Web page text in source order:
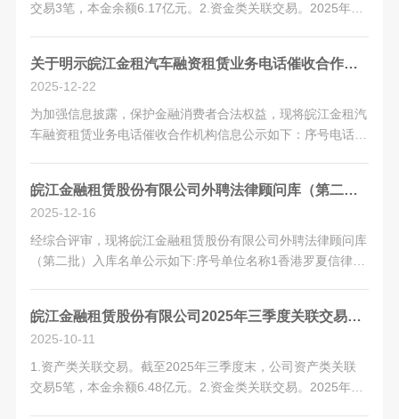
交易3笔，本金余额6.17亿元。2.资金类关联交易。2025年四
交易485.30...
关于明示皖江金租汽车融资租赁业务电话催收合作机构名单的公告
2025-12-22
为加强信息披露，保护金融消费者合法权益，现将皖江金租汽
车融资租赁业务电话催收合作机构信息公示如下：序号电话催
电我司汽车融资租赁业务专属客服(投...
皖江金融租赁股份有限公司外聘法律顾问库（第二批）入库名单公示
2025-12-16
经综合评审，现将皖江金融租赁股份有限公司外聘法律顾问库
（第二批）入库名单公示如下:序号单位名称1香港罗夏信律师
任合伙以上排序不分前后。特此公告...
皖江金融租赁股份有限公司2025年三季度关联交易情况
2025-10-11
1.资产类关联交易。截至2025年三季度末，公司资产类关联
交易5笔，本金余额6.48亿元。2.资金类关联交易。2025年三